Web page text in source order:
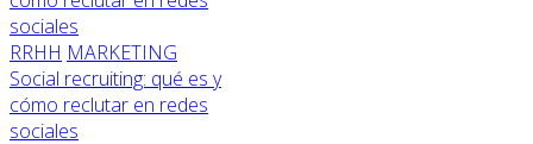
RRHH MARKETING
Social recruiting: qué es y
cómo reclutar en redes
sociales